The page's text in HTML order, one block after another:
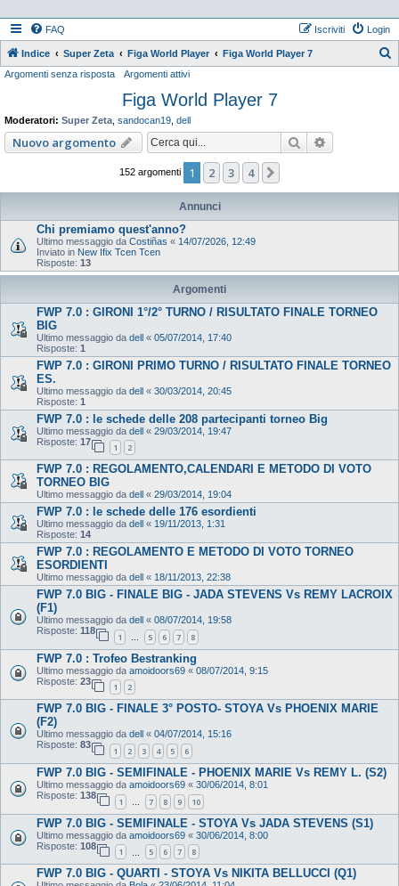
FAQ Login
Iscriviti
Indice Super Zeta Figa World Player Figa World Player 7
Argomenti senza risposta Argomenti attivi
Figa World Player 7
Moderatori: Super Zeta sandocan19 dell
Nuovo argomento Cerca
152 argomenti 1 2 3 4
Annunci
Chi premiamo quest'anno?
Ultimo messaggio da Costiñas « 14/07/2026, 12:49
Inviato in New Ifix Tcen Tcen
Risposte: 13
Argomenti
FWP 7.0 : GIRONI 1°/2° TURNO / RISULTATO FINALE TORNEO
BIG
Ultimo messaggio da dell « 05/07/2014, 17:40
Risposte: 1
FWP 7.0 : GIRONI PRIMO TURNO / RISULTATO FINALE TORNEO
ES.
Ultimo messaggio da dell « 30/03/2014, 20:45
Risposte: 1
FWP 7.0 : le schede delle 208 partecipanti torneo Big
Ultimo messaggio da dell « 29/03/2014, 19:47
Risposte: 17
1 2
FWP 7.0 : REGOLAMENTO,CALENDARI E METODO DI VOTO
TORNEO BIG
Ultimo messaggio da dell « 29/03/2014, 19:04
FWP 7.0 : le schede delle 176 esordienti
Ultimo messaggio da dell « 19/11/2013, 1:31
Risposte: 14
FWP 7.0 : REGOLAMENTO E METODO DI VOTO TORNEO
ESORDIENTI
Ultimo messaggio da dell « 18/11/2013, 22:38
FWP 7.0 BIG - FINALE BIG - JADA STEVENS Vs REMY LACROIX
(F1)
Ultimo messaggio da dell « 08/07/2014, 19:58
Risposte: 118
1 … 5 6 7 8
FWP 7.0 : Trofeo Bestranking
Ultimo messaggio da amoidoors69 « 08/07/2014, 9:15
Risposte: 23
1 2
FWP 7.0 BIG - FINALE 3° POSTO- STOYA Vs PHOENIX MARIE
(F2)
Ultimo messaggio da dell « 04/07/2014, 15:16
Risposte: 83
1 2 3 4 5 6
FWP 7.0 BIG - SEMIFINALE - PHOENIX MARIE Vs REMY L. (S2)
Ultimo messaggio da amoidoors69 « 30/06/2014, 8:01
Risposte: 138
1 … 7 8 9 10
FWP 7.0 BIG - SEMIFINALE - STOYA Vs JADA STEVENS (S1)
Ultimo messaggio da amoidoors69 « 30/06/2014, 8:00
Risposte: 108
1 5 6 7 8
FWP 7.0 BIG - QUARTI - STOYA Vs NIKITA BELLUCCI (Q1)